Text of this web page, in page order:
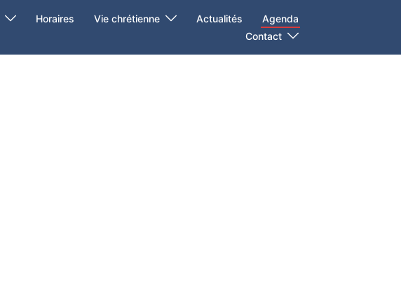
Horaires Vie chrétienne Actualités
Agenda
Contact